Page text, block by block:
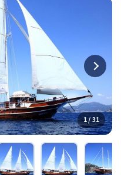
1 / 31